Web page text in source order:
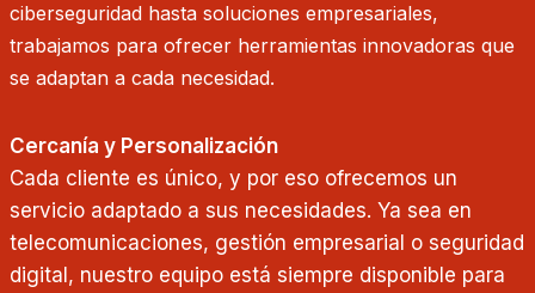
ciberseguridad hasta soluciones empresariales,
trabajamos para ofrecer herramientas innovadoras que
se adaptan a cada necesidad.
Cercanía y Personalización
Cada cliente es único, y por eso ofrecemos un
servicio adaptado a sus necesidades. Ya sea en
telecomunicaciones, gestión empresarial o seguridad
digital, nuestro equipo está siempre disponible para